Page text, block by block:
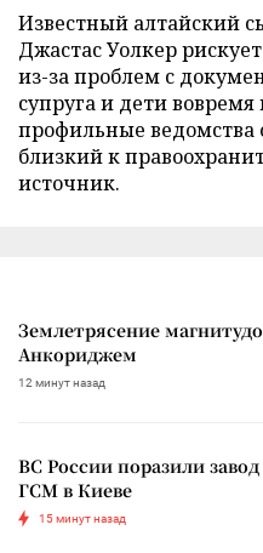
Известный алтайский
Джастас Уолкер
из-за проблем с
супруга и дети
профильные
близкий к
источник.
Землетрясение
Анкориджем
12 минут назад
ВС России поразили
ГСМ в Киеве
15 минут назад